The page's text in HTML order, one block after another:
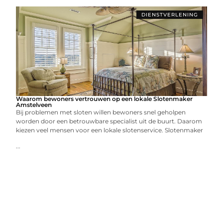
DIENSTVERLENING
Waarom bewoners vertrouwen op een lokale Slotenmaker
Amstelveen
Bij problemen met sloten willen bewoners snel geholpen
worden door een betrouwbare specialist uit de buurt. Daarom
kiezen veel mensen voor een lokale slotenservice. Slotenmaker
...